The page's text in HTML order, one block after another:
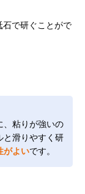
石で研ぐことがで
、粘りが強いの
と滑りやすく研
がよいです。